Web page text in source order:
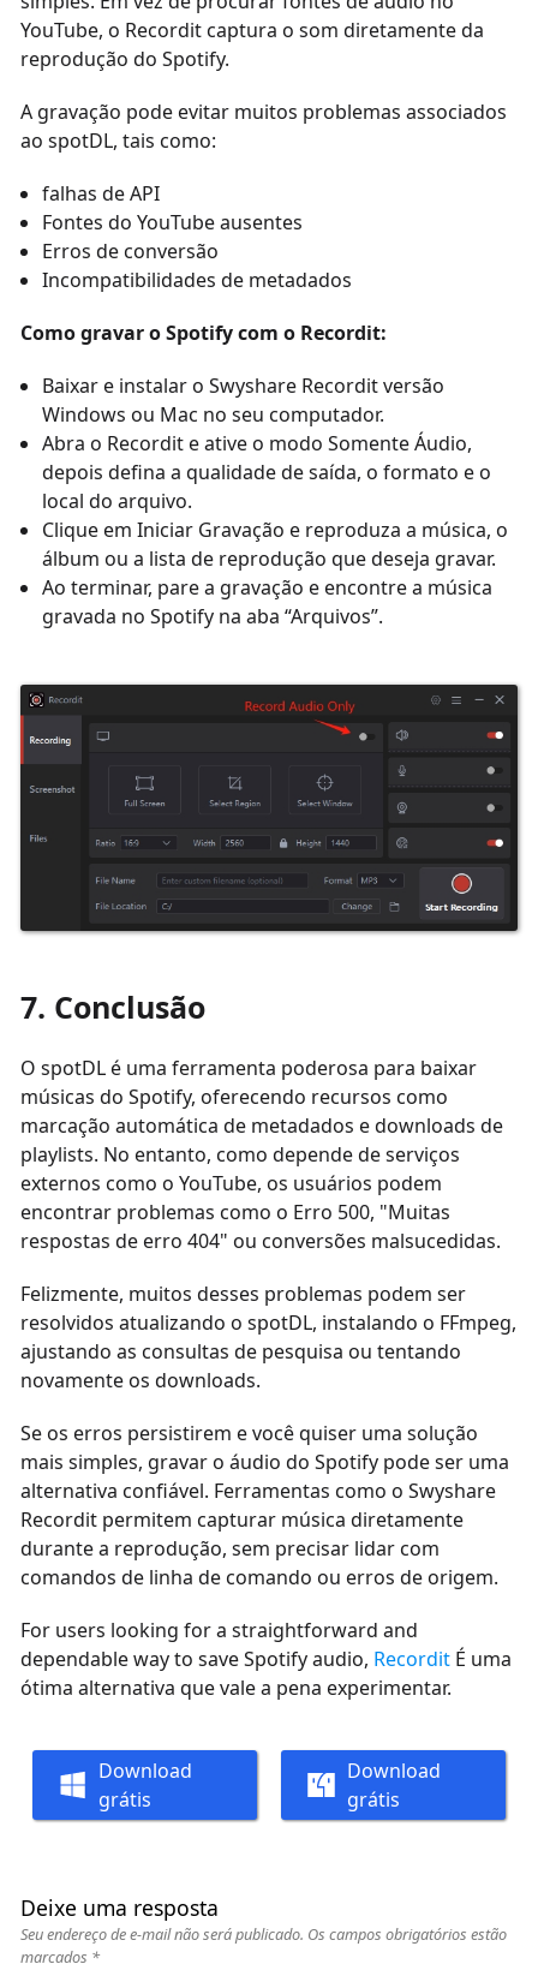
YouTube, o Recordit captura o som diretamente da
reprodução do Spotify.
A gravação pode evitar muitos problemas associados
ao spotDL, tais como:
falhas de API
Fontes do YouTube ausentes
Erros de conversão
Incompatibilidades de metadados
Como gravar o Spotify com o Recordit:
Baixar e instalar o Swyshare Recordit versão
Windows ou Mac no seu computador.
Abra o Recordit e ative o modo Somente Áudio,
depois defina a qualidade de saída, o formato e o
local do arquivo.
Clique em Iniciar Gravação e reproduza a música, o
álbum ou a lista de reprodução que deseja gravar.
Ao terminar, pare a gravação e encontre a música
gravada no Spotify na aba “Arquivos”.
7. Conclusão
O spotDL é uma ferramenta poderosa para baixar
músicas do Spotify, oferecendo recursos como
marcação automática de metadados e downloads de
playlists. No entanto, como depende de serviços
externos como o YouTube, os usuários podem
encontrar problemas como o Erro 500, "Muitas
respostas de erro 404" ou conversões malsucedidas.
Felizmente, muitos desses problemas podem ser
resolvidos atualizando o spotDL, instalando o FFmpeg,
ajustando as consultas de pesquisa ou tentando
novamente os downloads.
Se os erros persistirem e você quiser uma solução
mais simples, gravar o áudio do Spotify pode ser uma
alternativa confiável. Ferramentas como o Swyshare
Recordit permitem capturar música diretamente
durante a reprodução, sem precisar lidar com
comandos de linha de comando ou erros de origem.
For users looking for a straightforward and
dependable way to save Spotify audio, Recordit É uma
ótima alternativa que vale a pena experimentar.
Download
grátis
Download
grátis
Deixe uma resposta
Seu endereço de e-mail não será publicado. Os campos obrigatórios estão
marcados *